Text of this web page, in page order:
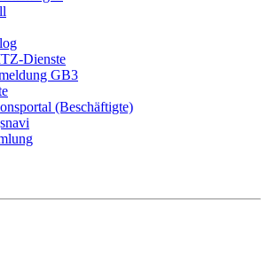
Dienste
GB3
(Beschäftigte)